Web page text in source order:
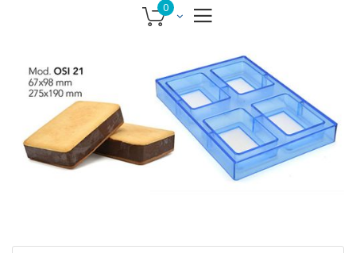
final
galería
de
imágenes
comienzo